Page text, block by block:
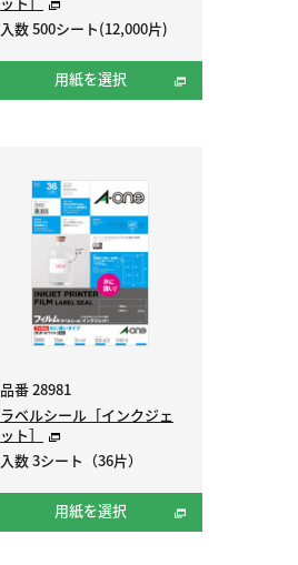
入数 500シート(12,000片)
用紙を選択
品番 28981
ラベルシール［インクジェ
ット］
入数 3シート（36片）
用紙を選択